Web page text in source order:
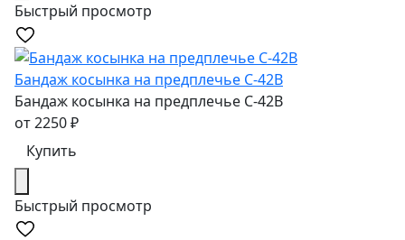
Быстрый просмотр
Бандаж косынка на предплечье C-42В
Бандаж косынка на предплечье C-42В
от2250₽
Купить
Быстрый просмотр